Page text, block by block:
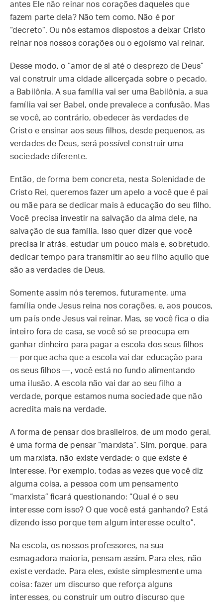
antes Ele não reinar nos corações daqueles que
fazem parte dela? Não tem como. Não é por
“decreto”. Ou nós estamos dispostos a deixar Cristo
reinar nos nossos corações ou o egoísmo vai reinar.
Desse modo, o “amor de si até o desprezo de Deus”
vai construir uma cidade alicerçada sobre o pecado,
a Babilônia. A sua família vai ser uma Babilônia, a sua
família vai ser Babel, onde prevalece a confusão. Mas
se você, ao contrário, obedecer às verdades de
Cristo e ensinar aos seus filhos, desde pequenos, as
verdades de Deus, será possível construir uma
sociedade diferente.
Então, de forma bem concreta, nesta Solenidade de
Cristo Rei, queremos fazer um apelo a você que é pai
ou mãe para se dedicar mais à educação do seu filho.
Você precisa investir na salvação da alma dele, na
salvação de sua família. Isso quer dizer que você
precisa ir atrás, estudar um pouco mais e, sobretudo,
dedicar tempo para transmitir ao seu filho aquilo que
são as verdades de Deus.
Somente assim nós teremos, futuramente, uma
família onde Jesus reina nos corações, e, aos poucos,
um país onde Jesus vai reinar. Mas, se você fica o dia
inteiro fora de casa, se você só se preocupa em
ganhar dinheiro para pagar a escola dos seus filhos
— porque acha que a escola vai dar educação para
os seus filhos —, você está no fundo alimentando
uma ilusão. A escola não vai dar ao seu filho a
verdade, porque estamos numa sociedade que não
acredita mais na verdade.
A forma de pensar dos brasileiros, de um modo geral,
é uma forma de pensar “marxista”. Sim, porque, para
um marxista, não existe verdade; o que existe é
interesse. Por exemplo, todas as vezes que você diz
alguma coisa, a pessoa com um pensamento
“marxista” ficará questionando: “Qual é o seu
interesse com isso? O que você está ganhando? Está
dizendo isso porque tem algum interesse oculto”.
Na escola, os nossos professores, na sua
esmagadora maioria, pensam assim. Para eles, não
existe verdade. Para eles, existe simplesmente uma
coisa: fazer um discurso que reforça alguns
interesses, ou construir um outro discurso que